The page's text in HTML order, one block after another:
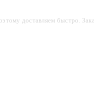
доставляем быстро.